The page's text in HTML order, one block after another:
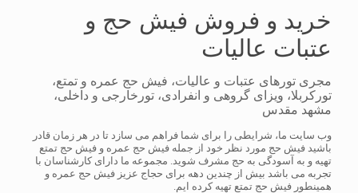
خرید و فروش فیش حج و
عتبات عالیات
مجری تورهای عتبات و عالیات، فیش حج عمره و تمتع،
تورکربلا، ویزای گروهی و انفرادی، تورخارجی و داخلی،
مشهد مقدس
وب سایت ما، شرایطی را برای شما فراهم می سازد تا در هر زمان قادر
باشید فیش حج مورد نظر خود از جمله فیش حج عمره و فیش حج تمتع
تهیه و به آسودگی به حج مشرف شوید. مجموعه ما دارای کارشناسان با
تجربه می باشد بیش از چندین دهه برای حجاج عزیز فیش حج عمره و
همینطور فیش حج تمتع تهیه کرده ایم.